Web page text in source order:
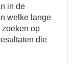
in de
welke lange
zoeken op
die